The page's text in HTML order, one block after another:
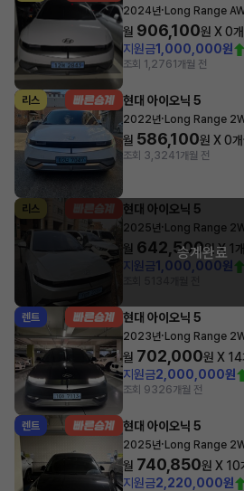
2024년· Long Range
월 906,100원 X0
지원금1,000,000원
조회 1,2761개월 전
리스 현대 아이오닉 5
2022년· Long Range
월 586,100원 X0개
조회 3,3241개월 전
리스 현대 아이오닉 5
2025년· Long Range
월 642,500원 X 1
지원금1,000,000원
승계완료
렌트 현대 아이오닉 5
2023년· Long Range
월 702,000원 X 14
지원금2,000,000원
조회 9326개월 전
렌트 현대 아이오닉 5
2025년· Long Range
월 740,850원 X 10
지원금2,220,000원